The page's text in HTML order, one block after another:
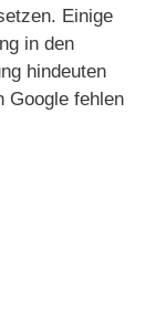
Einige
in den
hindeuten
Google fehlen